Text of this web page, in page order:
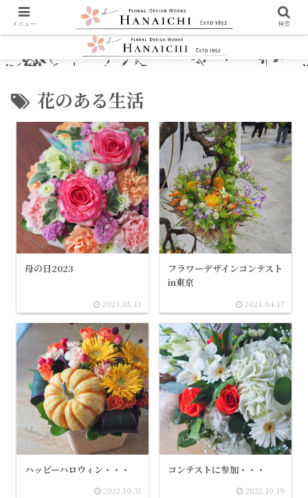
花のある生活
母の日2023
2023.05.13
フラワーデザインコンテスト
in東京
2023.04.17
ハッピーハロウィン・・・
2022.10.31
コンテストに参加・・・
2022.10.19
メニュー 検索